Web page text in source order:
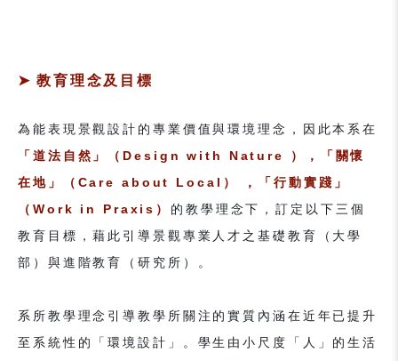
教育理念及目標
為能表現景觀設計的專業價值與環境理念，因此本系在
「道法自然」（Design with Nature ），「關懷
在地」（Care about Local） ，「行動實踐」
（Work in Praxis） 的教學理念下，訂定以下三個
教育目標，藉此引導景觀專業人才之基礎教育（大學
部）與進階教育（研究所）。
系所教學理念引導教學所關注的實質內涵在近年已提升
至系統性的「環境設計」。學生由小尺度「人」的生活